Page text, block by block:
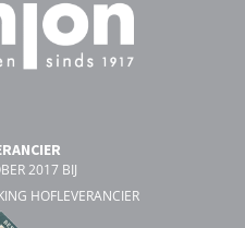
2017 BIJ
HOFLEVERANCIER